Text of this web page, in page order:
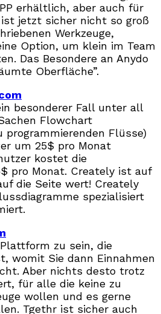
erhältlich, aber auch für
ist jetzt sicher nicht so groß
Werkzeuge,
Option, um klein im Team
Das Besondere an Anydo
Oberfläche”.
besonderer Fall unter all
Flowchart
programmierenden Flüsse)
um 25$ pro Monat
kostet die
pro Monat. Creately ist auf
die Seite wert! Creately
spezialisiert
zu sein, die
womit Sie dann Einnahmen
Aber nichts desto trotz
für alle die keine zu
wollen und es gerne
Tgethr ist sicher auch